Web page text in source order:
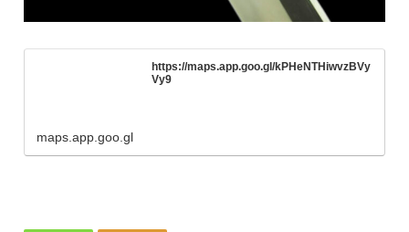
https://maps.app.goo.gl/kPHeNTHiwvzBVy
Vy9
maps.app.goo.gl